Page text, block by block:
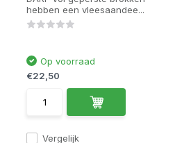
hebben een vleesaandee...
Vergelijk
Op voorraad
€22,50